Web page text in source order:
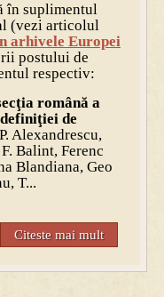
în suplimentul
(vezi articolul
arhivele Europei
postului de
respectiv:
română a
de
Alexandrescu,
Balint, Ferenc
Blandiana, Geo
T...
Citeste mai mult